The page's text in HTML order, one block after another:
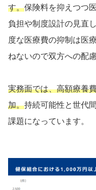
す。保険料を抑えつつ
負担や制度設計の見直
度な医療費の抑制は医
ねないので双方への配
実務面では、高額療養
加。持続可能性と世代
課題になっています。